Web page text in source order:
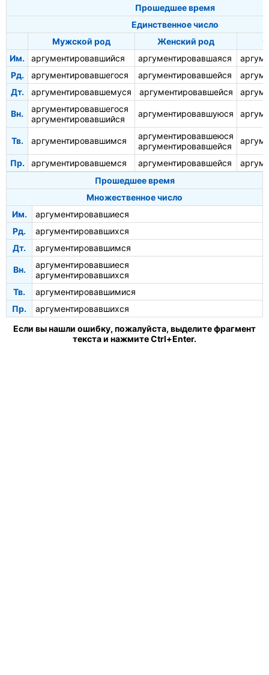
Прошедшее время
Единственное число
Мужской род
Женский род
Им.
аргументировавшийся аргументировавшаяся
Рд.
аргументировавшегося аргументировавшейся
Дт.
аргументировавшемуся аргументировавшейся
Вн.
аргументировавшегося
аргументировавшийся
аргументировавшуюся
Тв. аргументировавшимся
аргументировавшеюся
аргументировавшейся
Пр. аргументировавшемся аргументировавшейся
Прошедшее время
Множественное число
Им.
аргументировавшиеся
Рд.
аргументировавшихся
Дт.
аргументировавшимся
Вн.
аргументировавшиеся
аргументировавшихся
Тв.
аргументировавшимися
Пр.
аргументировавшихся
Если вы нашли ошибку, пожалуйста, выделите фрагмент
текста и нажмите Ctrl+Enter.